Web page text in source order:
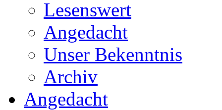
Lesenswert
Angedacht
Unser Bekenntnis
Archiv
Angedacht